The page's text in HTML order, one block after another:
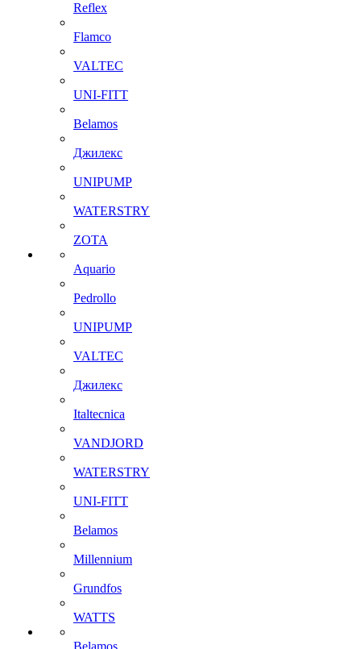
Reflex
Flamco
VALTEC
UNI-FITT
Belamos
Джилекс
UNIPUMP
WATERSTRY
ZOTA
Aquario
Pedrollo
UNIPUMP
VALTEC
Джилекс
Italtecnica
VANDJORD
WATERSTRY
UNI-FITT
Belamos
Millennium
Grundfos
WATTS
Belamos